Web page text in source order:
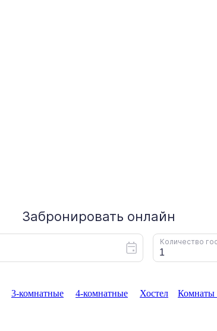
3-комнатные 4-комнатные Хостел
Комнаты